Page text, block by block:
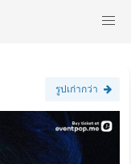
รูปเก่ากว่า